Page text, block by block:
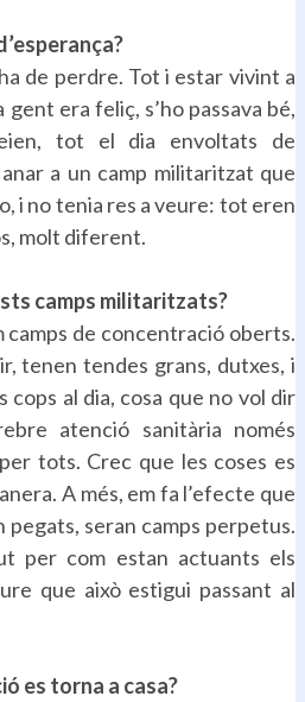
de perdre. Tot i estar vivint a
era feliç, s’ho passava bé,
tot el dia envoltats de
a un camp militaritzat que
i no tenia res a veure: tot eren
molt diferent.
camps militaritzats?
camps de concentració oberts.
tenen tendes grans, dutxes, i
cops al dia, cosa que no vol dir
atenció sanitària només
tots. Crec que les coses es
A més, em fa l’efecte que
pegats, seran camps perpetus.
per com estan actuants els
que això estigui passant al
es torna a casa?